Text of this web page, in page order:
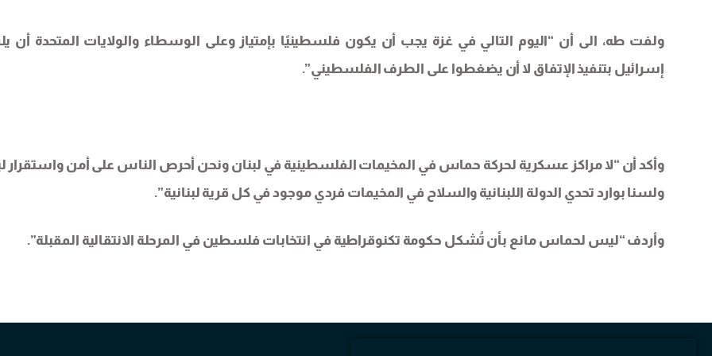
ولفت طه، الى أن “اليوم التالي في غزة يجب أن يكون فلسطينيًا بإمتياز وعلى الوسطاء والولايات المتحدة أن
إسرائيل بتنفيذ الإتفاق لا أن يضغطوا على الطرف الفلسطيني”.
وأكد أن “لا مراكز عسكرية لحركة حماس في المخيمات الفلسطينية في لبنان ونحن أحرص الناس على أمن واستقرار
ولسنا بوارد تحدي الدولة اللبنانية والسلاح في المخيمات فردي موجود في كل قرية لبنانية”.
وأردف “ليس لحماس مانع بأن تُشكل حكومة تكنوقراطية في انتخابات فلسطين في المرحلة الانتقالية المقبلة”.